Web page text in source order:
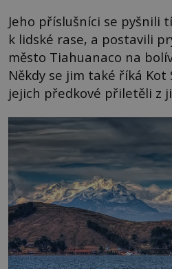
Jeho příslušníci se pyšnili
k lidské rase, a postavili
město Tiahuanaco na
Někdy se jim také říká Kot
jejich předkové přiletěli z